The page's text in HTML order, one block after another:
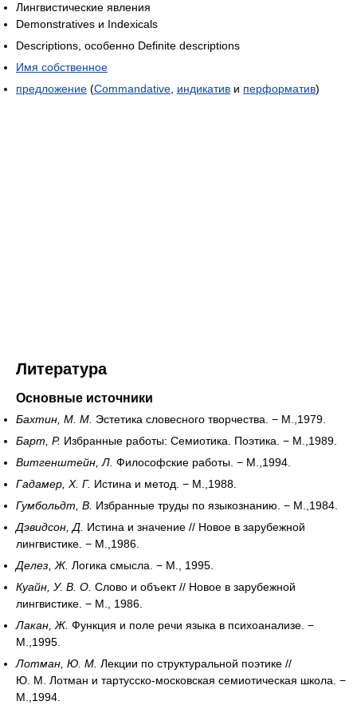
Лингвистические явления
Demonstratives и Indexicals
Descriptions, особенно Definite descriptions
Имя собственное
предложение (Commandative индикатив и перформатив)
Литература
Основные источники
Бахтин, М. М. Эстетика словесного творчества. − М.,1979.
Барт, Р. Избранные работы: Семиотика. Поэтика. − М.,1989.
Витгенштейн, Л. Философские работы. − М.,1994.
Гадамер, Х. Г. Истина и метод. − М.,1988.
Гумбольдт, В. Избранные труды по языкознанию. − М.,1984.
Дэвидсон, Д. Истина и значение // Новое в зарубежной
лингвистике. − М.,1986.
Делез, Ж. Логика смысла. − М., 1995.
Куайн, У. В. О. Слово и объект // Новое в зарубежной
лингвистике. − М., 1986.
Лакан, Ж. Функция и поле речи языка в психоанализе. −
М.,1995.
Лотман, Ю. М. Лекции по структуральной поэтике //
Ю. М. Лотман и тартусско-московская семиотическая школа. −
М.,1994.